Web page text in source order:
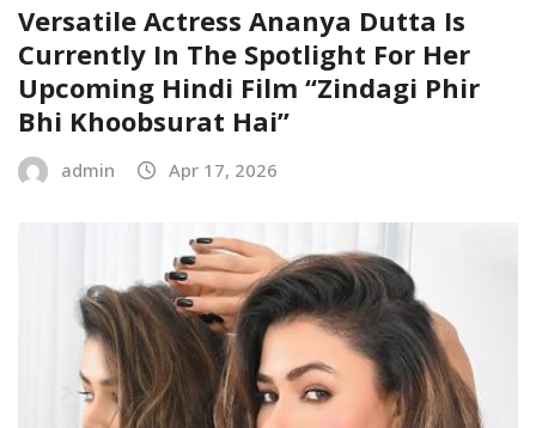
Versatile Actress Ananya Dutta Is
Currently In The Spotlight For Her
Upcoming Hindi Film “Zindagi Phir
Bhi Khoobsurat Hai”
admin Apr 17, 2026